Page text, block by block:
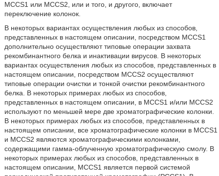
MCCS1 или MCCS2, или и того, и другого, включает
переключение колонок.
В некоторых вариантах осуществления любых из способов,
представленных в настоящем описании, посредством MCCS1
дополнительно осуществляют типовые операции захвата
рекомбинантного белка и инактивации вирусов. В некоторых
вариантах осуществления любых из способов, представленных в
настоящем описании, посредством MCCS2 осуществляют
типовые операции очистки и тонкой очистки рекомбинантного
белка. В некоторых примерах любых из способов,
представленных в настоящем описании, в MCCS1 и/или MCCS2
используют по меньшей мере две хроматографические колонки.
В некоторых примерах любых из способов, представленных в
настоящем описании, все хроматографические колонки в MCCS1
и MCCS2 являются хроматографическими колонками,
содержащими гамма-облученную хроматографическую смолу. В
некоторых примерах любых из способов, представленных в
настоящем описании, MCCS1 является первой системой